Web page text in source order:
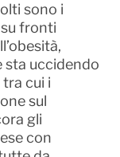
sono i
fronti
sta uccidendo
cui i
sul
gli
con